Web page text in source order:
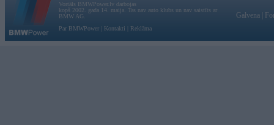
Vortāls BMWPower.lv darbojas
kopš 2002. gada 14. maija. Tas nav auto klubs un nav saistīts ar
BMW AG.
Par BMWPower
Kontakti Reklāma
Galvena